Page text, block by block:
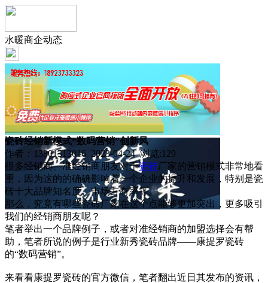
水暖商企动态
瓷砖经销新模式“数码营销”创新风
作者：13801313016 2023-04-24 浏览:129
很多经销商、准经销商朋友对于瓷砖厂家的营销模式非常地看
重，因为这的的确确影响着一个企业的提升和发展，特别是瓷
砖十大品牌知名度、市场占有率等。
那么，究竟有哪些瓷砖厂家在这个点能够更加突出，更多吸引
我们的经销商朋友呢？
笔者举出一个品牌例子，或者对准经销商的加盟选择会有帮
助，笔者所说的例子是行业新秀瓷砖品牌——康提罗瓷砖
的“数码营销”。
来看看康提罗瓷砖的官方微信，笔者翻出近日其发布的资讯，